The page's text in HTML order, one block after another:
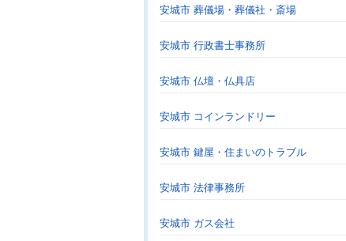
安城市 葬儀場・葬儀社・斎場
安城市 行政書士事務所
安城市 仏壇・仏具店
安城市 コインランドリー
安城市 鍵屋・住まいのトラブル
安城市 法律事務所
安城市 ガス会社